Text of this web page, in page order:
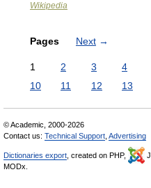
Wikipedia
Pages Next →
1 2 3 4
10
11 12 13
© Academic, 2000-2026
Contact us: Technical Support Advertising
Dictionaries export , created on PHP,
MODx.